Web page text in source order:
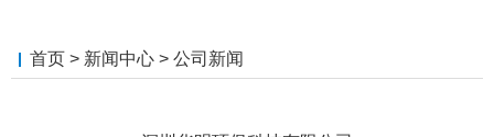
首页 > 新闻中心 > 公司新闻